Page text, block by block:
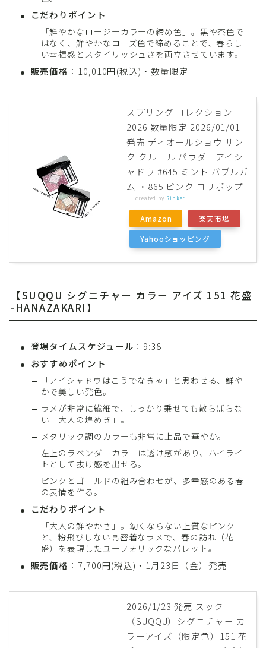
こだわりポイント
「鮮やかなロージーカラーの締め色」。黒や茶色で
はなく、鮮やかなローズ色で締めることで、春らし
い幸福感とスタイリッシュさを両立させています。
販売価格 ：10,010円(税込)・数量限定
スプリング コレクション
2026 数量限定 2026/01/01
発売 ディオールショウ サン
ク クルール パウダーアイシ
ャドウ #645 ミント バブルガ
ム ・865 ピンク ロリポップ
created by Rinker
Amazon 楽天市場
Yahooショッピング
【SUQQU シグニチャー カラー アイズ 151 花盛
-HANAZAKARI】
登場タイムスケジュール ：9:38
おすすめポイント
「アイシャドウはこうでなきゃ」と思わせる、鮮や
かで美しい発色。
ラメが非常に繊細で、しっかり乗せても散らばらな
い「大人の煌めき」。
メタリック調のカラーも非常に上品で華やか。
左上のラベンダーカラーは透け感があり、ハイライ
トとして抜け感を出せる。
ピンクとゴールドの組み合わせが、多幸感のある春
の表情を作る。
こだわりポイント
「大人の鮮やかさ」。幼くならない上質なピンク
と、粉飛びしない高密着なラメで、春の訪れ（花
盛）を表現したユーフォリックなパレット。
販売価格 ：7,700円(税込)・1月23日（金）発売
2026/1/23 発売 スック
（SUQQU）シグニチャー カ
ラーアイズ（限定色）151 花